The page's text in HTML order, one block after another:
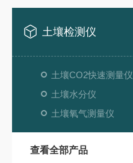
土壤检测仪
土壤CO2快速测量仪
土壤水分仪
土壤氧气测量仪
查看全部产品